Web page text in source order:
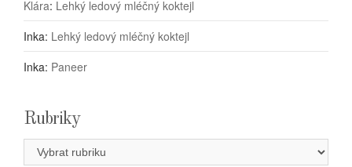
Klára: Lehký ledový mléčný koktejl
Inka: Lehký ledový mléčný koktejl
Inka: Paneer
Rubriky
Rubriky